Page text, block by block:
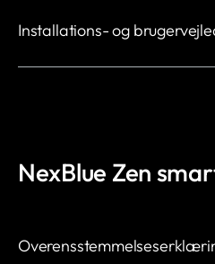
Installations- og
NexBlue Zen